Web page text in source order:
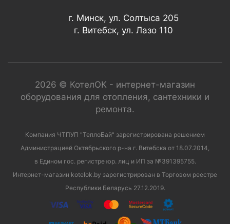
г. Минск, ул. Солтыса 205
г. Витебск, ул. Лазо 110
2026 © КотелОК - интернет-магазин
оборудования для отопления, сантехники и
ремонта.
Компания ЧТПУП "ТеплоБай" зарегистрирована решением
Администрацией Октябрьского р-на г. Витебска от 18.07.2014,
в Едином гос. регистре юр. лиц и ИП за №391395755.
Интернет-магазин kotelok.by зарегистрирован в Торговом реестре
Республики Беларусь 27.12.2019.